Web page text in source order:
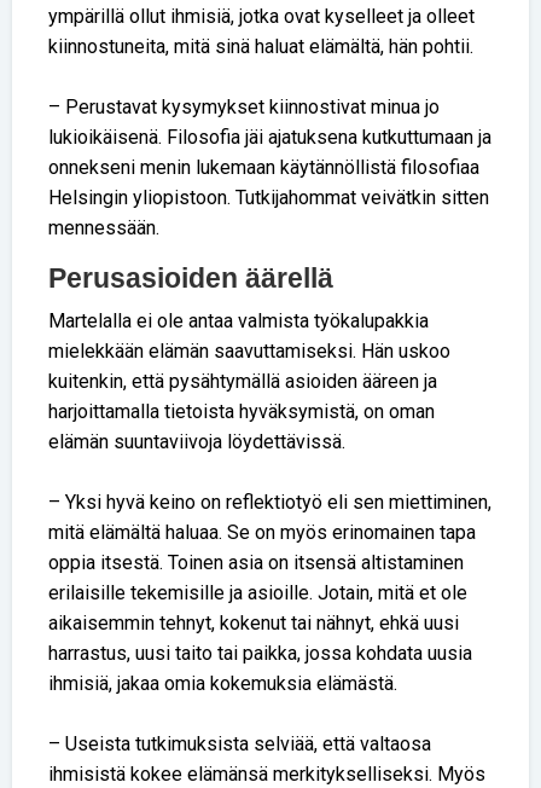
ympärillä ollut ihmisiä, jotka ovat kyselleet ja olleet
kiinnostuneita, mitä sinä haluat elämältä, hän pohtii.
– Perustavat kysymykset kiinnostivat minua jo
lukioikäisenä. Filosofia jäi ajatuksena kutkuttumaan ja
onnekseni menin lukemaan käytännöllistä filosofiaa
Helsingin yliopistoon. Tutkijahommat veivätkin sitten
mennessään.
Perusasioiden äärellä
Martelalla ei ole antaa valmista työkalupakkia
mielekkään elämän saavuttamiseksi. Hän uskoo
kuitenkin, että pysähtymällä asioiden ääreen ja
harjoittamalla tietoista hyväksymistä, on oman
elämän suuntaviivoja löydettävissä.
– Yksi hyvä keino on reflektiotyö eli sen miettiminen,
mitä elämältä haluaa. Se on myös erinomainen tapa
oppia itsestä. Toinen asia on itsensä altistaminen
erilaisille tekemisille ja asioille. Jotain, mitä et ole
aikaisemmin tehnyt, kokenut tai nähnyt, ehkä uusi
harrastus, uusi taito tai paikka, jossa kohdata uusia
ihmisiä, jakaa omia kokemuksia elämästä.
– Useista tutkimuksista selviää, että valtaosa
ihmisistä kokee elämänsä merkitykselliseksi. Myös